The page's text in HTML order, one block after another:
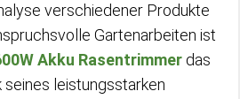
verschiedener Produkte
Gartenarbeiten ist
Akku Rasentrimmer das
seines leistungsstarken